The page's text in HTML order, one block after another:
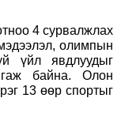
4 сурвалжлах
олимпын
үйл явдлуудыг
байна. Олон
13 өөр спортыг